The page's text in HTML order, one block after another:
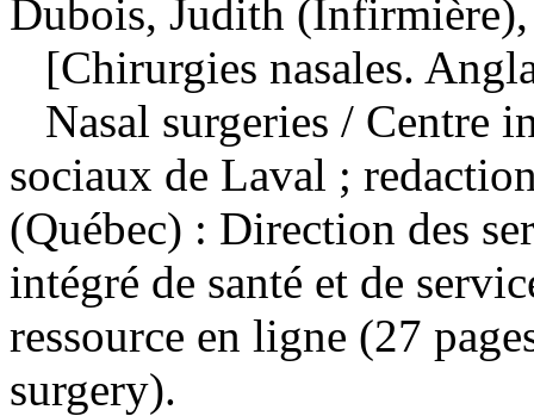
Dubois, Judith (Infirmière),
[Chirurgies nasales.
Nasal surgeries / Centre
sociaux de Laval ;
(Québec) : Direction des
intégré de santé et de
ressource en ligne (27
surgery).